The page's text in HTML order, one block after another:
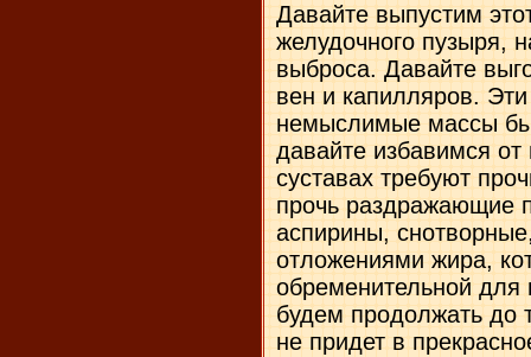
Давайте выпустим
желудочного пузыря,
выброса. Давайте
вен и капилляров.
немыслимые массы
давайте избавимся
суставах требуют
прочь раздражающие
аспирины,
отложениями жира,
обременительной
будем продолжать до
не придет в